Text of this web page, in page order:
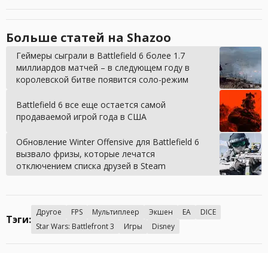
Больше статей на Shazoo
Геймеры сыграли в Battlefield 6 более 1.7
миллиардов матчей – в следующем году в
королевской битве появится соло-режим
Battlefield 6 все еще остается самой
продаваемой игрой года в США
Обновление Winter Offensive для Battlefield 6
вызвало фризы, которые лечатся
отключением списка друзей в Steam
Тэги:
Другое FPS Мультиплеер Экшен EA
DICE
Star Wars: Battlefront 3
Игры Disney